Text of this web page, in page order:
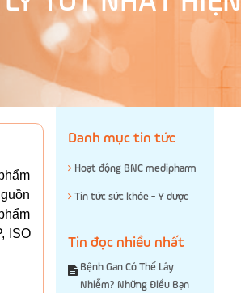
ISO
Danh mục tin tức
Hoạt động BNC medipharm
Tin tức sức khỏe - Y dược
Tin đọc nhiều nhất
Bệnh Gan Có Thể Lây
Nhiễm? Những Điều Bạn